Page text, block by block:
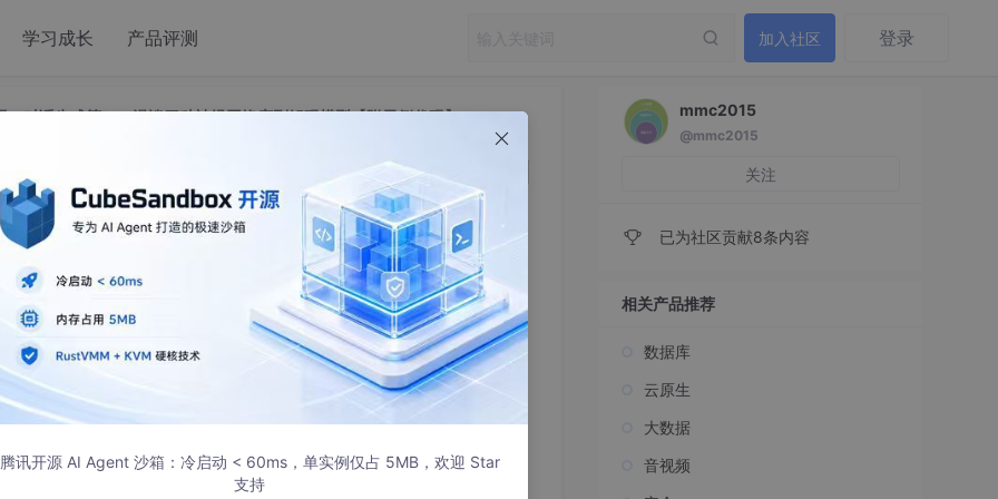
学习成长 产品评测 加入社区 登录
、对话生成等）：漫谈四种神经网络序列
型【附示例代码】
mmc2015
@mmc2015
关注
已为社区贡献8条内容
相关产品推荐
数据库
云原生
大数据
音视频
腾讯开源 AI Agent 沙箱：冷启动 < 60ms，单实例仅占 5MB，欢迎 Star
支持